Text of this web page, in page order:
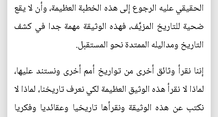
الحقيقي عليه الرجوع إلى هذه الخطبة العظيمة، وأن لا يقع
ضحية للتاريخ المزيَّف، فهذه الوثيقة مهمة جدا في كشف
التاريخ ومداليله الممتدة نحو المستقبل.
إننا نقرأ وثائق أخرى من تواريخ أمم أخرى ونستند عليها،
لماذا لا نقرأ هذه الوثيق العظيمة لكي نعرف تاريخنا، لماذا لا
نكتب عن هذه الوثيقة ونقرأها تاريخيا وعقائديا وفكريا